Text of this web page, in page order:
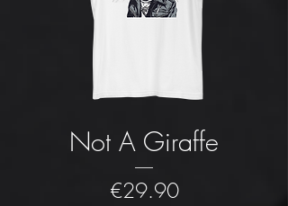
Not A Giraffe
Price
€29.90